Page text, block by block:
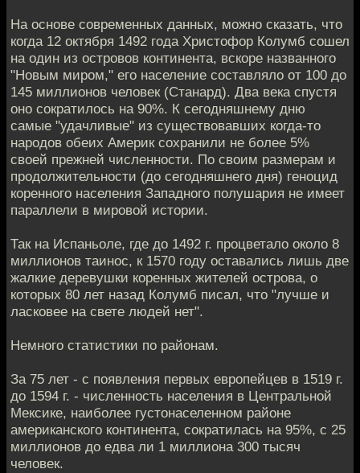
На основе современных данных, можно сказать, что
когда 12 октября 1492 года Христофор Колумб сошел
на один из островов континента, вскоре названного
"Новым миром," его население составляло от 100 до
145 миллионов человек (Станард). Два века спустя
оно сократилось на 90%. К сегодняшнему дню
самые "удачливые" из существовавших когда-то
народов обеих Америк сохранили не более 5%
своей прежней численности. По своим размерам и
продолжительности (до сегодняшнего дня) геноцид
коренного населения Западного полушария не имеет
параллели в мировой истории.
Так на Испаньоле, где до 1492 г. процветало около 8
миллионов таинос, к 1570 году оставались лишь две
жалкие деревушки коренных жителей острова, о
которых 80 лет назад Колумб писал, что "лучше и
ласковее на свете людей нет".
Немного статистики по районам.
За 75 лет - с появления первых европейцев в 1519 г.
до 1594 г. - численность населения в Центральной
Мексике, наиболее густонаселенном районе
американского континента, сократилась на 95%, с 25
миллионов до едва ли 1 миллиона 300 тысяч
человек.